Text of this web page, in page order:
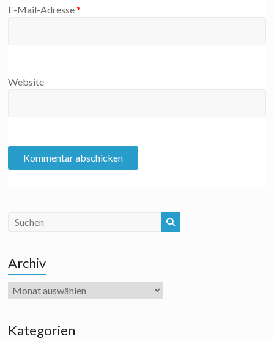
E-Mail-Adresse*
Website
Archiv
Archiv
Kategorien